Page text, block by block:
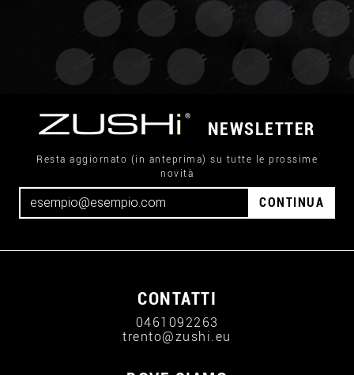
NEWSLETTER
Resta aggiornato (in anteprima) su tutte le prossime
novità
CONTINUA
CONTATTI
0461092263
trento@zushi.eu